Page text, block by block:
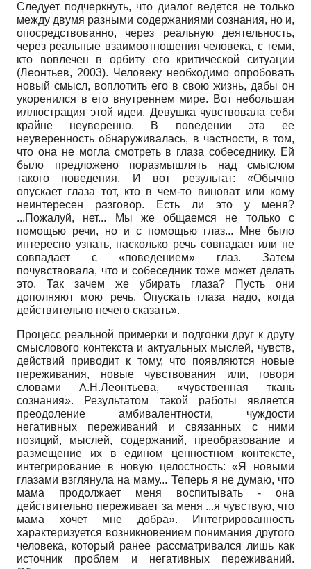
Следует подчеркнуть, что диалог ведется не только
между двумя разными содержаниями сознания, но и,
опосредствованно, через реальную деятельность,
через реальные взаимоотношения человека, с теми,
кто вовлечен в орбиту его критической ситуации
(Леонтьев, 2003). Человеку необходимо опробовать
новый смысл, воплотить его в свою жизнь, дабы он
укоренился в его внутреннем мире. Вот небольшая
иллюстрация этой идеи. Девушка чувствовала себя
крайне неуверенно. В поведении эта ее
неуверенность обнаруживалась, в частности, в том,
что она не могла смотреть в глаза собеседнику. Ей
было предложено поразмышлять над смыслом
такого поведения. И вот результат: «Обычно
опускает глаза тот, кто в чем-то виноват или кому
неинтересен разговор. Есть ли это у меня?
...Пожалуй, нет... Мы же общаемся не только с
помощью речи, но и с помощью глаз... Мне было
интересно узнать, насколько речь совпадает или не
совпадает с «поведением» глаз. Затем
почувствовала, что и собеседник тоже может делать
это. Так зачем же убирать глаза? Пусть они
дополняют мою речь. Опускать глаза надо, когда
действительно нечего сказать».
Процесс реальной примерки и подгонки друг к другу
смыслового контекста и актуальных мыслей, чувств,
действий приводит к тому, что появляются новые
переживания, новые чувствования или, говоря
словами А.Н.Леонтьева, «чувственная ткань
сознания». Результатом такой работы является
преодоление амбивалентности, чуждости
негативных переживаний и связанных с ними
позиций, мыслей, содержаний, преобразование и
размещение их в едином ценностном контексте,
интегрирование в новую целостность: «Я новыми
глазами взглянула на маму... Теперь я не думаю, что
мама продолжает меня воспитывать - она
действительно переживает за меня ...я чувствую, что
мама хочет мне добра». Интегри­рованность
характеризуется возникновением понимания другого
человека, который ранее рассматривался лишь как
источник проблем и негативных переживаний.